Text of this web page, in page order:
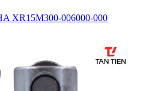
XR15M300-006000-000